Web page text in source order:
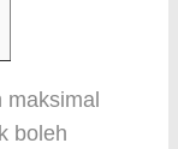
boleh